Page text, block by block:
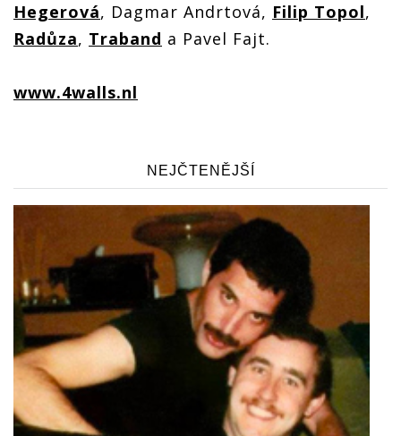
Hegerová, Dagmar Andrtová, Filip Topol,
Radůza, Traband a Pavel Fajt.
www.4walls.nl
NEJČTENĚJŠÍ